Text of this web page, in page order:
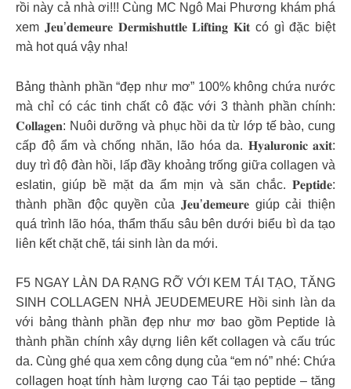
rồi này cả nhà ơi!!! Cùng MC Ngô Mai Phương khám phá
xem 𝐉𝐞𝐮’𝐝𝐞𝐦𝐞𝐮𝐫𝐞 𝐃𝐞𝐫𝐦𝐢𝐬𝐡𝐮𝐭𝐭𝐥𝐞 𝐋𝐢𝐟𝐭𝐢𝐧𝐠 𝐊𝐢𝐭 có gì đặc biệt
mà hot quá vậy nha!
Bảng thành phần “đẹp như mơ” 100% không chứa nước
mà chỉ có các tinh chất cô đặc với 3 thành phần chính:
𝐂𝐨𝐥𝐥𝐚𝐠𝐞𝐧: Nuôi dưỡng và phục hồi da từ lớp tế bào, cung
cấp độ ẩm và chống nhăn, lão hóa da. 𝐇𝐲𝐚𝐥𝐮𝐫𝐨𝐧𝐢𝐜 𝐚𝐱𝐢𝐭:
duy trì độ đàn hồi, lấp đầy khoảng trống giữa collagen và
eslatin, giúp bề mặt da ẩm mịn và săn chắc. 𝐏𝐞𝐩𝐭𝐢𝐝𝐞:
thành phần độc quyền của 𝐉𝐞𝐮’𝐝𝐞𝐦𝐞𝐮𝐫𝐞 giúp cải thiện
quá trình lão hóa, thẩm thấu sâu bên dưới biểu bì da tạo
liên kết chặt chẽ, tái sinh làn da mới.
F5 NGAY LÀN DA RẠNG RỠ VỚI KEM TÁI TẠO, TĂNG
SINH COLLAGEN NHÀ JEUDEMEURE Hồi sinh làn da
với bảng thành phần đẹp như mơ bao gồm Peptide là
thành phần chính xây dựng liên kết collagen và cấu trúc
da. Cùng ghé qua xem công dụng của “em nó” nhé: Chứa
collagen hoạt tính hàm lượng cao Tái tạo peptide – tăng